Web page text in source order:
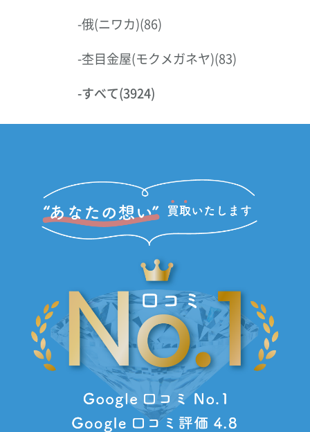
-俄(ニワカ)(86)
-杢目金屋(モクメガネヤ)(83)
-すべて(3924)